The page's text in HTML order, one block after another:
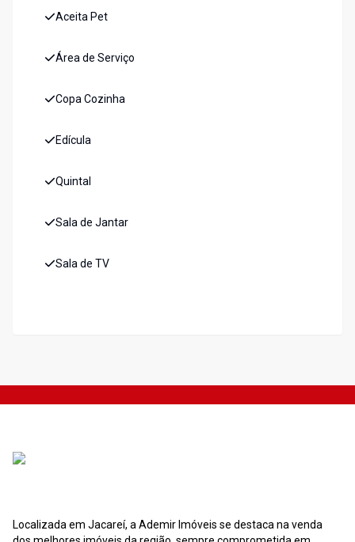
Aceita Pet
Área de Serviço
Copa Cozinha
Edícula
Quintal
Sala de Jantar
Sala de TV
Localizada em Jacareí, a Ademir Imóveis se destaca na venda